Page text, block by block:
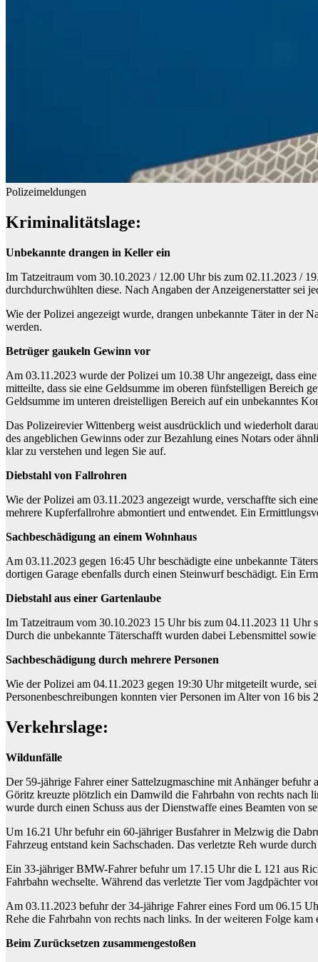
Polizeimeldungen
Kriminalitätslage:
Unbekannte drangen in Keller ein
Im Tatzeitraum vom 30.10.2023 / 12.00 Uhr bis zum 02.11.2023 /
durchdurchwühlten diese. Nach Angaben der Anzeigenerstatter sei
Wie der Polizei angezeigt wurde, drangen unbekannte Täter in der
werden.
Betrüger gaukeln Gewinn vor
Am 03.11.2023 wurde der Polizei um 10.38 Uhr angezeigt, dass
mitteilte, dass sie eine Geldsumme im oberen fünfstelligen Bereich
Geldsumme im unteren dreistelligen Bereich auf ein unbekanntes
Das Polizeirevier Wittenberg weist ausdrücklich und wiederholt
des angeblichen Gewinns oder zur Bezahlung eines Notars oder
klar zu verstehen und legen Sie auf.
Diebstahl von Fallrohren
Wie der Polizei am 03.11.2023 angezeigt wurde, verschaffte sich
mehrere Kupferfallrohre abmontiert und entwendet. Ein
Sachbeschädigung an einem Wohnhaus
Am 03.11.2023 gegen 16:45 Uhr beschädigte eine unbekannte
dortigen Garage ebenfalls durch einen Steinwurf beschädigt. Ein
Diebstahl aus einer Gartenlaube
Im Tatzeitraum vom 30.10.2023 15 Uhr bis zum 04.11.2023 11 Uhr
Durch die unbekannte Täterschafft wurden dabei Lebensmittel
Sachbeschädigung durch mehrere Personen
Wie der Polizei am 04.11.2023 gegen 19:30 Uhr mitgeteilt wurde,
Personenbeschreibungen konnten vier Personen im Alter von 16
Verkehrslage:
Wildunfälle
Der 59-jährige Fahrer einer Sattelzugmaschine mit Anhänger
Göritz kreuzte plötzlich ein Damwild die Fahrbahn von rechts nach
wurde durch einen Schuss aus der Dienstwaffe eines Beamten von
Um 16.21 Uhr befuhr ein 60-jähriger Busfahrer in Melzwig die
Fahrzeug entstand kein Sachschaden. Das verletzte Reh wurde
Ein 33-jähriger BMW-Fahrer befuhr um 17.15 Uhr die L 121 aus
Fahrbahn wechselte. Während das verletzte Tier vom Jagdpächter
Am 03.11.2023 befuhr der 34-jährige Fahrer eines Ford um 06.15
Rehe die Fahrbahn von rechts nach links. In der weiteren Folge
Beim Zurücksetzen zusammengestoßen